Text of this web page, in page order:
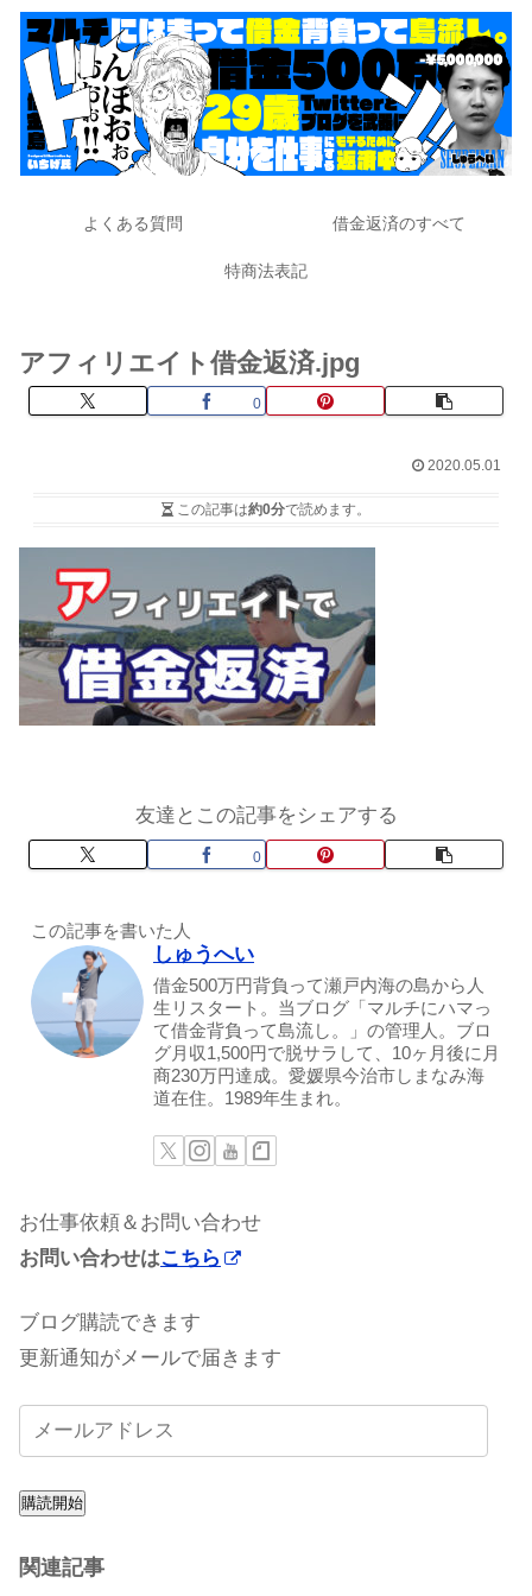
よくある質問 借金返済のすべて
特商法表記
アフィリエイト借金返済.jpg
0
2020.05.01
この記事は約0分で読めます。
友達とこの記事をシェアする
0
この記事を書いた人
しゅうへい
借金500万円背負って瀬戸内海の島から人
生リスタート。当ブログ「マルチにハマっ
て借金背負って島流し。」の管理人。ブロ
グ月収1,500円で脱サラして、10ヶ月後に月
商230万円達成。愛媛県今治市しまなみ海
道在住。1989年生まれ。
お仕事依頼＆お問い合わせ
お問い合わせはこちら
ブログ購読できます
更新通知がメールで届きます
購読開始
関連記事